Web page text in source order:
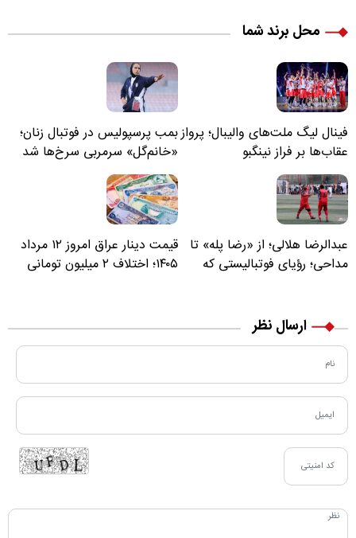
محل برند شما
فینال لیگ ملت‌های والیبال؛ پرواز
عقاب‌ها بر فراز نینگبو
بمب پرسپولیس در فوتبال زنان؛
«خانم‌گل» سرمربی سرخ‌ها شد
عبدالرضا هلالی؛ از «رضا پله» تا
مداحی؛ رؤیای فوتبالیستی که
قیمت دینار عراق امروز ۱۲ مرداد
۱۴۰۵؛ اختلاف ۲ میلیون تومانی
ارسال نظر